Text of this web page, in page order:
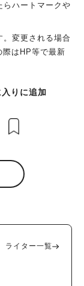
ハートマークや
変更される場合
際はHP等で最新
りに追加
ライター一覧